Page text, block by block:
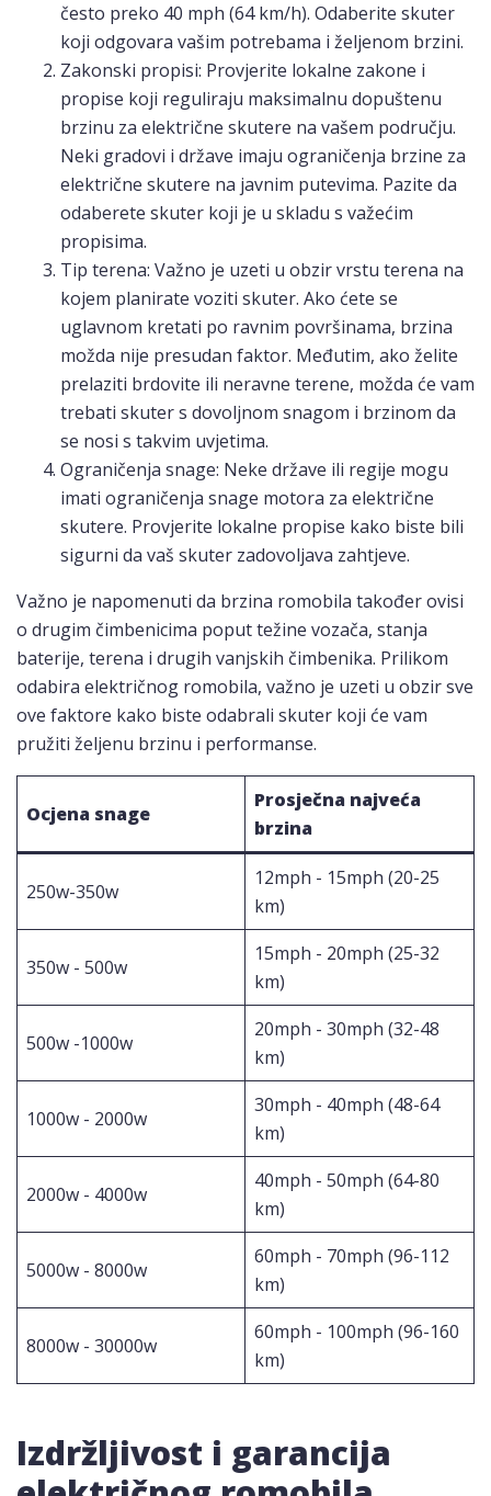
često preko 40 mph (64 km/h). Odaberite skuter
koji odgovara vašim potrebama i željenom brzini.
Zakonski propisi: Provjerite lokalne zakone i
propise koji reguliraju maksimalnu dopuštenu
brzinu za električne skutere na vašem području.
Neki gradovi i države imaju ograničenja brzine za
električne skutere na javnim putevima. Pazite da
odaberete skuter koji je u skladu s važećim
propisima.
Tip terena: Važno je uzeti u obzir vrstu terena na
kojem planirate voziti skuter. Ako ćete se
uglavnom kretati po ravnim površinama, brzina
možda nije presudan faktor. Međutim, ako želite
prelaziti brdovite ili neravne terene, možda će vam
trebati skuter s dovoljnom snagom i brzinom da
se nosi s takvim uvjetima.
Ograničenja snage: Neke države ili regije mogu
imati ograničenja snage motora za električne
skutere. Provjerite lokalne propise kako biste bili
sigurni da vaš skuter zadovoljava zahtjeve.
Važno je napomenuti da brzina romobila također ovisi
o drugim čimbenicima poput težine vozača, stanja
baterije, terena i drugih vanjskih čimbenika. Prilikom
odabira električnog romobila, važno je uzeti u obzir sve
ove faktore kako biste odabrali skuter koji će vam
pružiti željenu brzinu i performanse.
Ocjena snage
Prosječna najveća
brzina
250w-350w
12mph - 15mph (20-25
km)
350w - 500w
15mph - 20mph (25-32
km)
500w -1000w
20mph - 30mph (32-48
km)
1000w - 2000w
30mph - 40mph (48-64
km)
2000w - 4000w
40mph - 50mph (64-80
km)
5000w - 8000w
60mph - 70mph (96-112
km)
8000w - 30000w
60mph - 100mph (96-160
km)
Izdržljivost i garancija